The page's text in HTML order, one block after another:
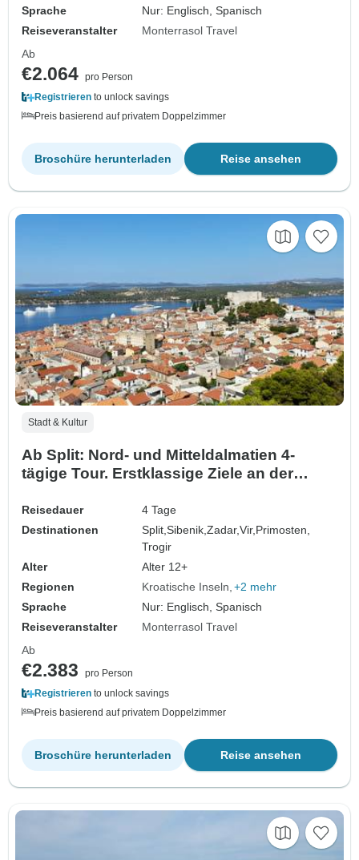
Sprache
Nur: Englisch, Spanisch
Reiseveranstalter
Monterrasol Travel
Ab
€2.064 pro Person
Registrieren to unlock savings
Preis basierend auf privatem Doppelzimmer
Reise ansehen
Broschüre herunterladen
Stadt & Kultur
Ab Split: Nord- und Mitteldalmatien 4-
tägige Tour. Erstklassige Ziele an der
Trogir und mehr! UNESCO-Stätten. Antike
ummauerte Städte. Jede Menge
Geschichte, venezianische Architektur
und malerische Aussichte…
Reisedauer
4 Tage
Destinationen
Split,Sibenik,Zadar,Vir, Primosten,
Trogir
Alter
Alter 12+
Regionen
Kroatische Inseln +2 mehr
Sprache
Nur: Englisch, Spanisch
Reiseveranstalter
Monterrasol Travel
Ab
€2.383
pro Person
Registrieren to unlock savings
Preis basierend auf privatem Doppelzimmer
Reise ansehen
Broschüre herunterladen